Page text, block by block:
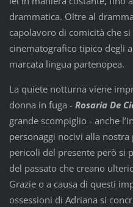
drammatica. Oltre al
capolavoro di comicità che si
cinematografico tipico degli
marcata lingua partenopea.
La quiete notturna viene
donna in fuga - Rosaria De
grande scompiglio - anche
personaggi nocivi alla
pericoli del presente però si
del passato che creano
Grazie o a causa di questi
ossessioni di Adriana si